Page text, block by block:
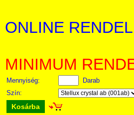
ONLINE
MINIMUM
Mennyiség:
Darab
Szín:
Kosárba